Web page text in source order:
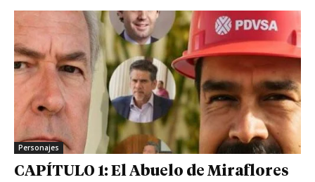
Personajes
CAPÍTULO 1: El Abuelo de Miraflores